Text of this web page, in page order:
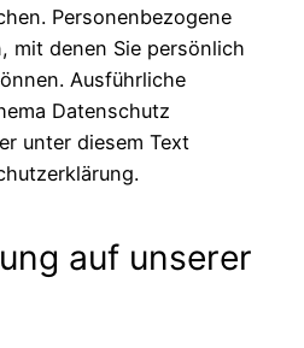
Personenbezogene
mit denen Sie persönlich
Ausführliche
Datenschutz
unter diesem Text
auf unserer